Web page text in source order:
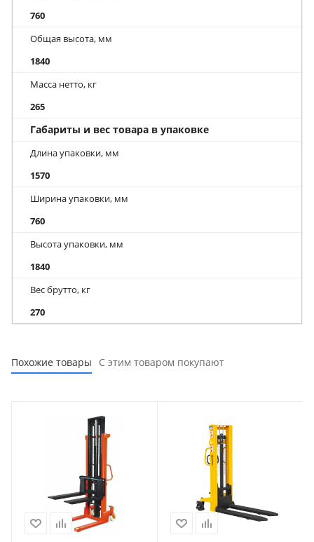
760
Общая высота, мм
1840
Масса нетто, кг
265
Габариты и вес товара в упаковке
Длина упаковки, мм
1570
Ширина упаковки, мм
760
Высота упаковки, мм
1840
Вес брутто, кг
270
Похожие товары С этим товаром покупают